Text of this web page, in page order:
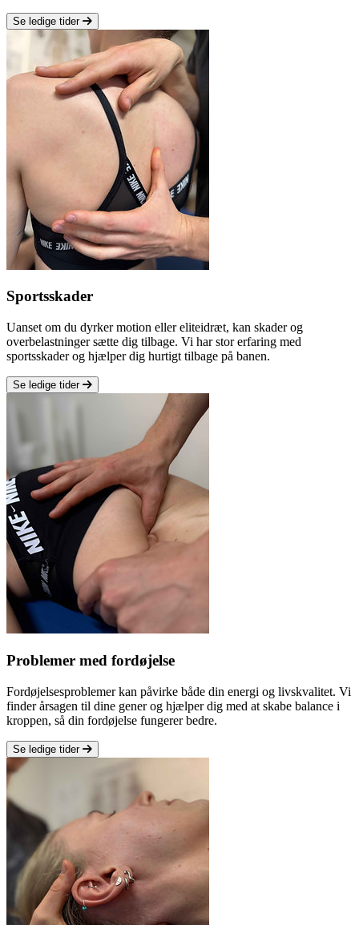
Se ledige tider
Sportsskader
Uanset om du dyrker motion eller eliteidræt, kan skader og
overbelastninger sætte dig tilbage. Vi har stor erfaring med
sportsskader og hjælper dig hurtigt tilbage på banen.
Se ledige tider
Problemer med fordøjelse
Fordøjelsesproblemer kan påvirke både din energi og livskvalitet. Vi
finder årsagen til dine gener og hjælper dig med at skabe balance i
kroppen, så din fordøjelse fungerer bedre.
Se ledige tider